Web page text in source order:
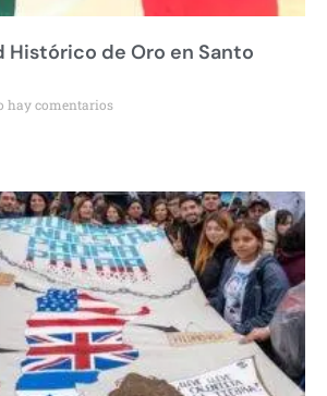
Histórico de Oro en Santo
hay comentarios